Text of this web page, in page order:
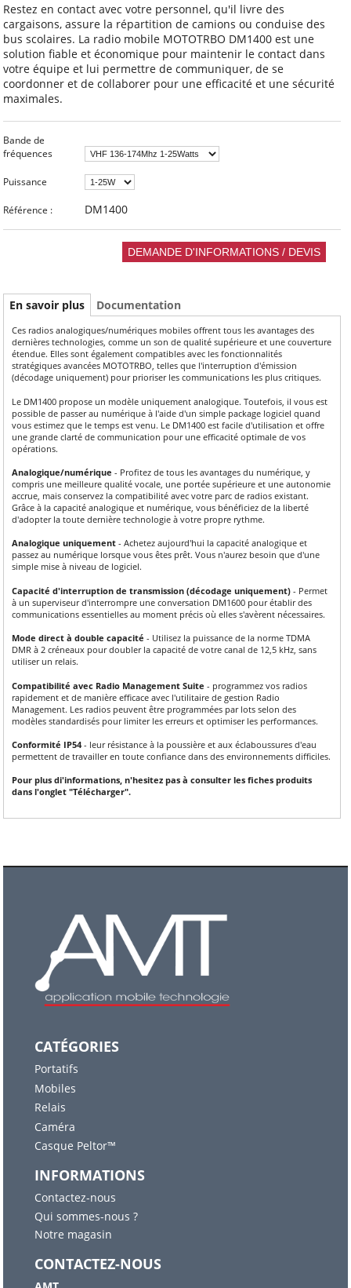
Restez en contact avec votre personnel, qu'il livre des
cargaisons, assure la répartition de camions ou conduise des
bus scolaires. La radio mobile MOTOTRBO DM1400 est une
solution fiable et économique pour maintenir le contact dans
votre équipe et lui permettre de communiquer, de se
coordonner et de collaborer pour une efficacité et une sécurité
maximales.
Bande de
fréquences
Puissance
Référence : DM1400
En savoir plus Documentation
Ces radios analogiques/numériques mobiles offrent tous les avantages des
dernières technologies, comme un son de qualité supérieure et une couverture
étendue. Elles sont également compatibles avec les fonctionnalités
stratégiques avancées MOTOTRBO, telles que l'interruption d'émission
(décodage uniquement) pour prioriser les communications les plus critiques.
Le DM1400 propose un modèle uniquement analogique. Toutefois, il vous est
possible de passer au numérique à l'aide d'un simple package logiciel quand
vous estimez que le temps est venu. Le DM1400 est facile d'utilisation et offre
une grande clarté de communication pour une efficacité optimale de vos
opérations.
Analogique/numérique - Profitez de tous les avantages du numérique, y
compris une meilleure qualité vocale, une portée supérieure et une autonomie
accrue, mais conservez la compatibilité avec votre parc de radios existant.
Grâce à la capacité analogique et numérique, vous bénéficiez de la liberté
d'adopter la toute dernière technologie à votre propre rythme.
Analogique uniquement - Achetez aujourd'hui la capacité analogique et
passez au numérique lorsque vous êtes prêt. Vous n'aurez besoin que d'une
simple mise à niveau de logiciel.
Capacité d'interruption de transmission (décodage uniquement) - Permet
à un superviseur d'interrompre une conversation DM1600 pour établir des
communications essentielles au moment précis où elles s'avèrent nécessaires.
Mode direct à double capacité - Utilisez la puissance de la norme TDMA
DMR à 2 créneaux pour doubler la capacité de votre canal de 12,5 kHz, sans
utiliser un relais.
Compatibilité avec Radio Management Suite - programmez vos radios
rapidement et de manière efficace avec l'utilitaire de gestion Radio
Management. Les radios peuvent être programmées par lots selon des
modèles standardisés pour limiter les erreurs et optimiser les performances.
Conformité IP54- leur résistance à la poussière et aux éclaboussures d'eau
permettent de travailler en toute confiance dans des environnements difficiles.
Pour plus di'informations, n'hesitez pas à consulter les fiches produits
dans l'onglet "Télécharger".
CATÉGORIES
Portatifs
Mobiles
Relais
Caméra
Casque Peltor™
INFORMATIONS
Contactez-nous
Qui sommes-nous ?
Notre magasin
CONTACTEZ-NOUS